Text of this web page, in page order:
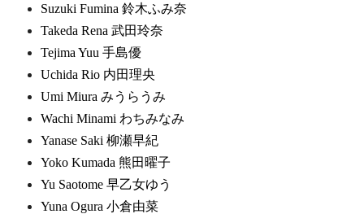
Suzuki Fumina 鈴木ふみ奈
Takeda Rena 武田玲奈
Tejima Yuu 手島優
Uchida Rio 内田理央
Umi Miura みうらうみ
Wachi Minami わちみなみ
Yanase Saki 柳瀬早紀
Yoko Kumada 熊田曜子
Yu Saotome 早乙女ゆう
Yuna Ogura 小倉由菜